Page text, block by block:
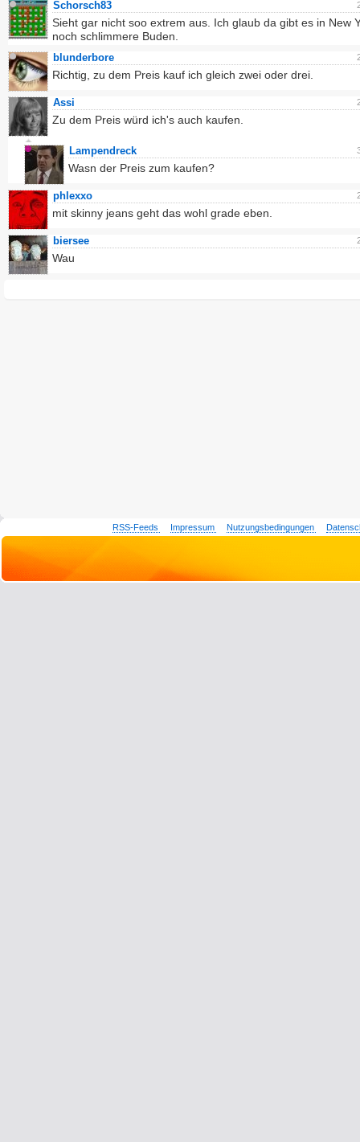
Schorsch83
Sieht gar nicht soo extrem aus. Ich glaub da gibt es in New
noch schlimmere Buden.
blunderbore
Richtig, zu dem Preis kauf ich gleich zwei oder drei.
Assi
Zu dem Preis würd ich's auch kaufen.
Lampendreck
Wasn der Preis zum kaufen?
phlexxo
mit skinny jeans geht das wohl grade eben.
biersee
Wau
RSS-Feeds Impressum Nutzungsbedingungen